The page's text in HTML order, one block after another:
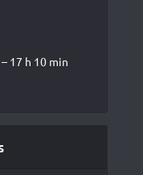
17 h 10 min